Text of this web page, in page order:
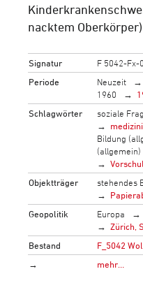
nacktem
Signatur
F 5042-Fx-
Periode
Neuzeit
1960
Schlagwörter
soziale
Bildung
(allgemein)
Objektträger
stehendes
Geopolitik
Europa
Zürich,
Bestand
F_5042
→
mehr…